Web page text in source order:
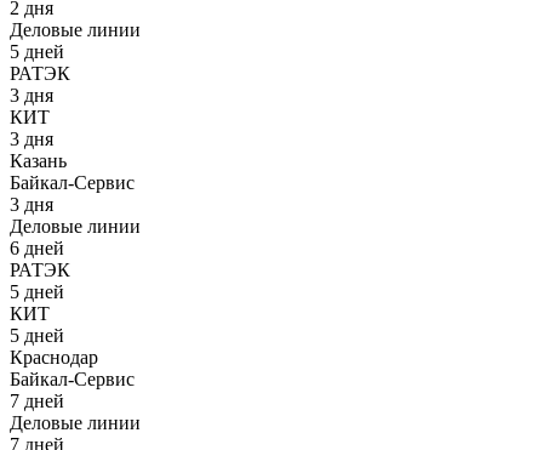
2 дня
Деловые линии
5 дней
РАТЭК
3 дня
КИТ
3 дня
Казань
Байкал-Сервис
3 дня
Деловые линии
6 дней
РАТЭК
5 дней
КИТ
5 дней
Краснодар
Байкал-Сервис
7 дней
Деловые линии
7 дней